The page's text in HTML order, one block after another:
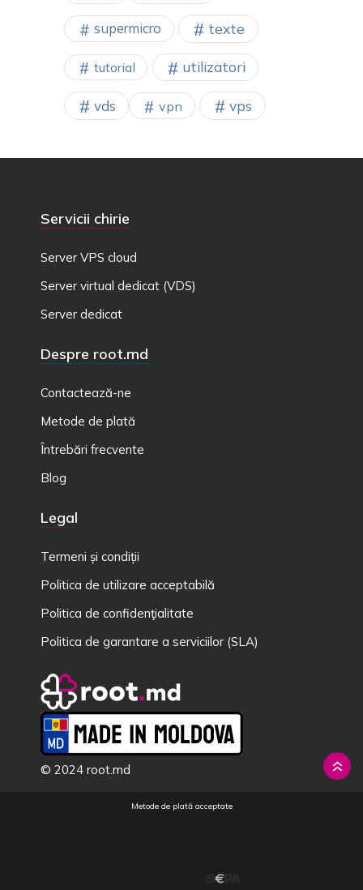
supermicro texte
tutorial utilizatori
vds vpn vps
Servicii chirie
Server VPS cloud
Server virtual dedicat (VDS)
Server dedicat
Despre root.md
Contactează-ne
Metode de plată
Întrebări frecvente
Blog
Legal
Termeni și condiții
Politica de utilizare acceptabilă
Politica de confidenţialitate
Politica de garantare a serviciilor (SLA)
© 2024 root.md
Metode de plată acceptate